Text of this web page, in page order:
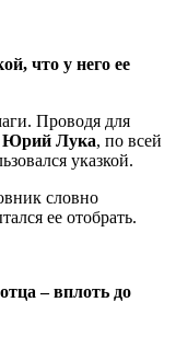
что у него ее
Проводя для
Юрий Лука, по всей
указкой.
словно
ее отобрать.
– вплоть до